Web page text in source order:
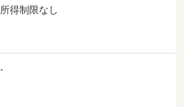
所得制限なし
-